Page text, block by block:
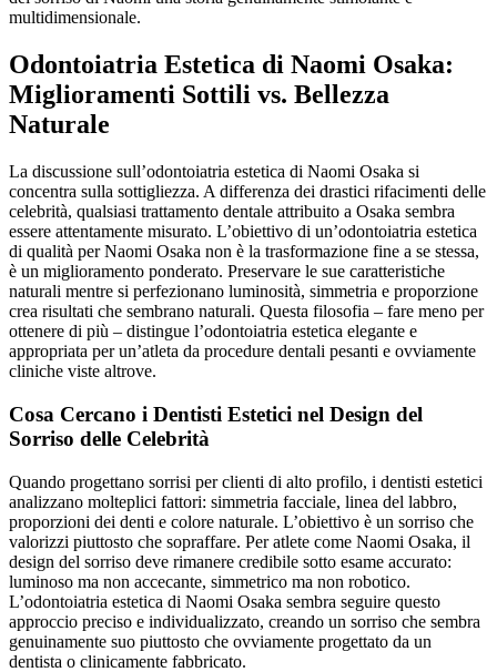
multidimensionale.
Odontoiatria Estetica di Naomi Osaka:
Miglioramenti Sottili vs. Bellezza
Naturale
La discussione sull’odontoiatria estetica di Naomi Osaka si
concentra sulla sottigliezza. A differenza dei drastici rifacimenti delle
celebrità, qualsiasi trattamento dentale attribuito a Osaka sembra
essere attentamente misurato. L’obiettivo di un’odontoiatria estetica
di qualità per Naomi Osaka non è la trasformazione fine a se stessa,
è un miglioramento ponderato. Preservare le sue caratteristiche
naturali mentre si perfezionano luminosità, simmetria e proporzione
crea risultati che sembrano naturali. Questa filosofia – fare meno per
ottenere di più – distingue l’odontoiatria estetica elegante e
appropriata per un’atleta da procedure dentali pesanti e ovviamente
cliniche viste altrove.
Cosa Cercano i Dentisti Estetici nel Design del
Sorriso delle Celebrità
Quando progettano sorrisi per clienti di alto profilo, i dentisti estetici
analizzano molteplici fattori: simmetria facciale, linea del labbro,
proporzioni dei denti e colore naturale. L’obiettivo è un sorriso che
valorizzi piuttosto che sopraffare. Per atlete come Naomi Osaka, il
design del sorriso deve rimanere credibile sotto esame accurato:
luminoso ma non accecante, simmetrico ma non robotico.
L’odontoiatria estetica di Naomi Osaka sembra seguire questo
approccio preciso e individualizzato, creando un sorriso che sembra
genuinamente suo piuttosto che ovviamente progettato da un
dentista o clinicamente fabbricato.